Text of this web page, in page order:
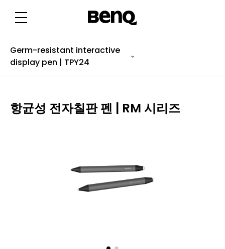
Germ-resistant interactive
display pen | TPY24
항균성 전자칠판 펜 | RM 시리즈